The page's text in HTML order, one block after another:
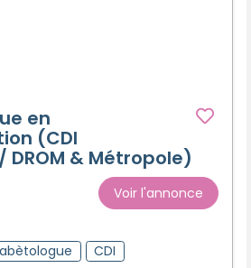
en
(CDI
& Métropole)
Voir l'annonce
CDI